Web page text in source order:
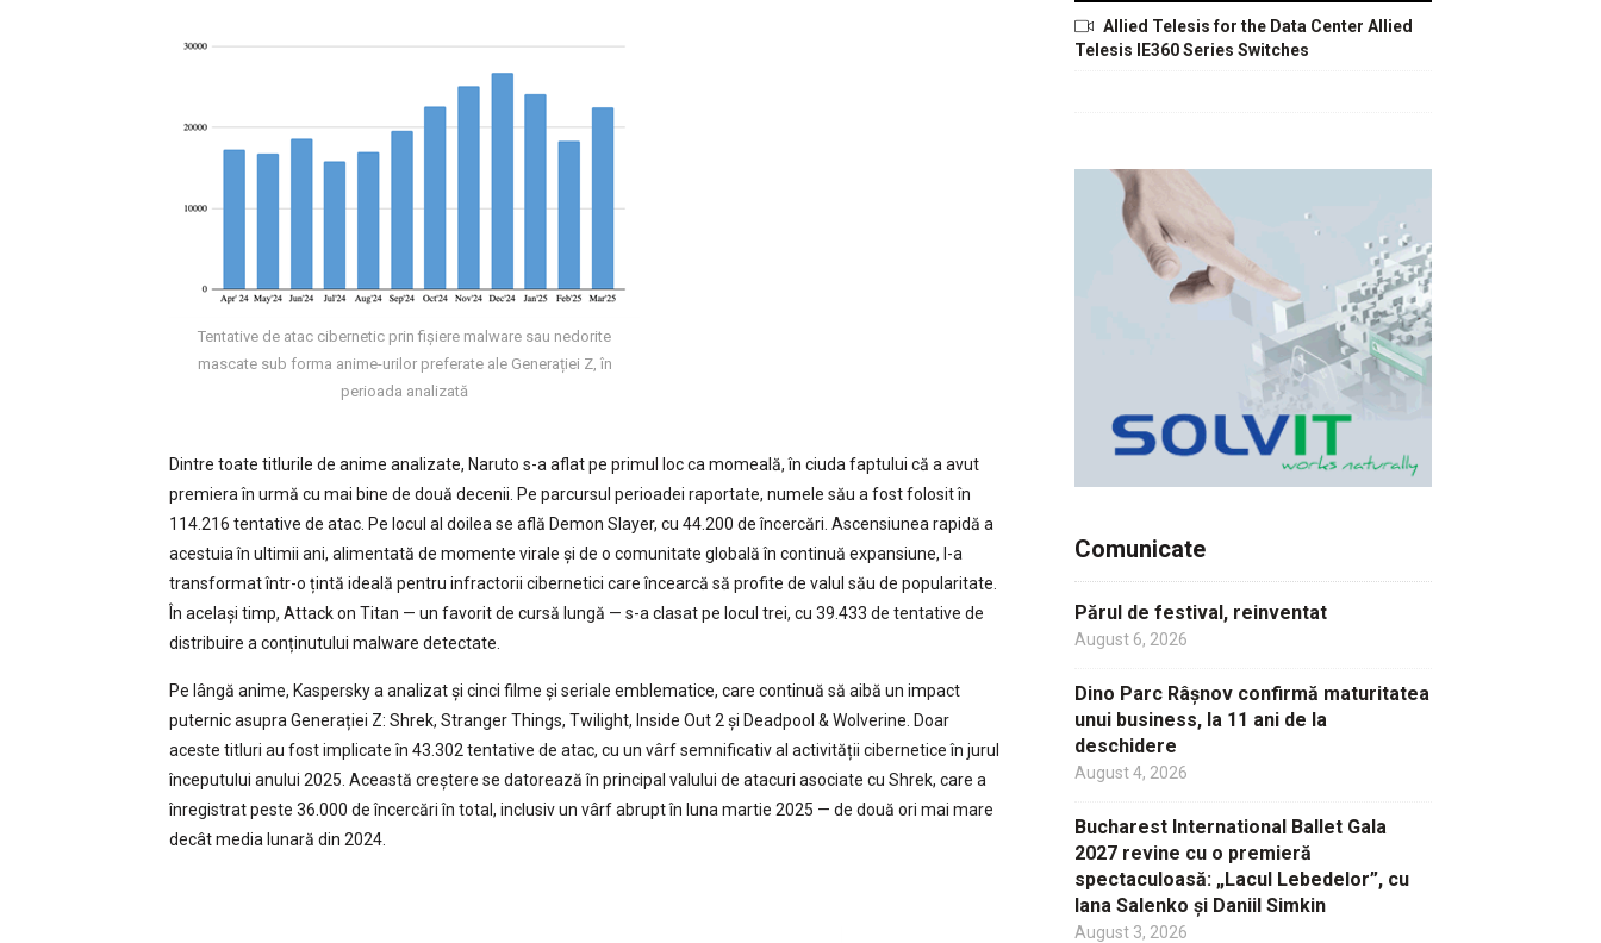
Tentative de atac cibernetic prin fișiere malware sau nedorite
mascate sub forma anime-urilor preferate ale Generației Z, în
perioada analizată
Dintre toate titlurile de anime analizate, Naruto s-a aflat pe primul loc ca momeală, în ciuda faptului că a avut
premiera în urmă cu mai bine de două decenii. Pe parcursul perioadei raportate, numele său a fost folosit în
114.216 tentative de atac. Pe locul al doilea se află Demon Slayer, cu 44.200 de încercări. Ascensiunea rapidă a
acestuia în ultimii ani, alimentată de momente virale și de o comunitate globală în continuă expansiune, l-a
transformat într-o țintă ideală pentru infractorii cibernetici care încearcă să profite de valul său de popularitate.
În același timp, Attack on Titan — un favorit de cursă lungă — s-a clasat pe locul trei, cu 39.433 de tentative de
distribuire a conținutului malware detectate.
Pe lângă anime, Kaspersky a analizat și cinci filme și seriale emblematice, care continuă să aibă un impact
puternic asupra Generației Z: Shrek, Stranger Things, Twilight, Inside Out 2 și Deadpool & Wolverine. Doar
aceste titluri au fost implicate în 43.302 tentative de atac, cu un vârf semnificativ al activității cibernetice în jurul
începutului anului 2025. Această creștere se datorează în principal valului de atacuri asociate cu Shrek, care a
înregistrat peste 36.000 de încercări în total, inclusiv un vârf abrupt în luna martie 2025 — de două ori mai mare
decât media lunară din 2024.
Allied Telesis for the Data Center Allied
Telesis IE360 Series Switches
Comunicate
Părul de festival, reinventat
August 6, 2026
Dino Parc Râșnov confirmă maturitatea
unui business, la 11 ani de la
deschidere
August 4, 2026
Bucharest International Ballet Gala
2027 revine cu o premieră
spectaculoasă: „Lacul Lebedelor”, cu
Iana Salenko și Daniil Simkin
August 3, 2026